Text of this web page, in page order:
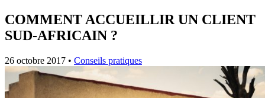
COMMENT ACCUEILLIR UN CLIENT
SUD-AFRICAIN ?
26 octobre 2017 • Conseils pratiques